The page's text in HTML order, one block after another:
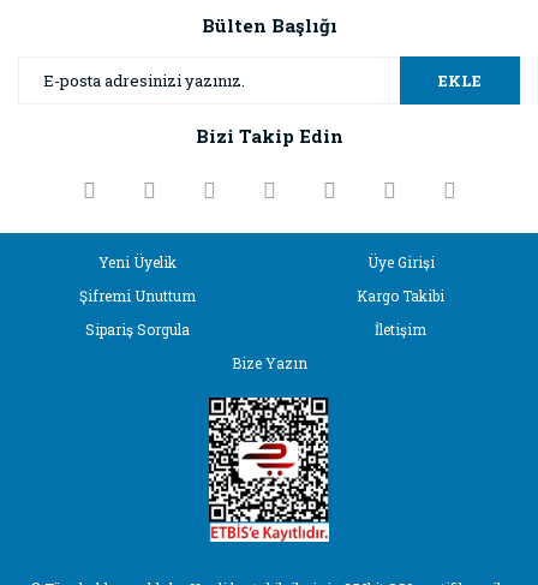
Görüş ve önerileriniz için teşekkür ederiz.
Ürün resmi kalitesiz, bozuk veya görüntülenemiyor.
Ürün bilgilerinde hatalar bulunuyor.
Gönder
Bülten Başlığı
EKLE
Bizi Takip Edin
Yeni Üyelik
Üye Girişi
Şifremi Unuttum
Kargo Takibi
Sipariş Sorgula
İletişim
Bize Yazın